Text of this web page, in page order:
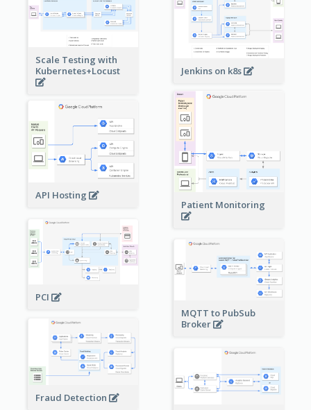
Jenkins on k8s
Scale Testing with
Kubernetes+Locust
Patient Monitoring
API Hosting
PCI
MQTT to PubSub
Broker
Fraud Detection